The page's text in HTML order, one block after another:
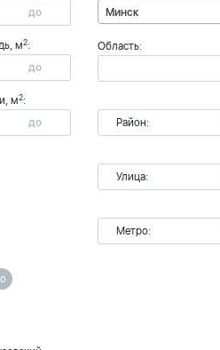
м2:
м2:
Минск
Область:
Район:
Улица:
Метро: